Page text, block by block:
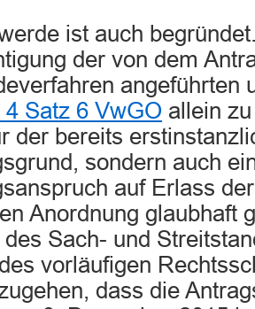
ist auch
der von dem
angeführten
4 Satz 6 VwGO allein
der bereits
sondern auch
auf Erlass
Anordnung glaubhaft
Sach- und
vorläufigen
dass die